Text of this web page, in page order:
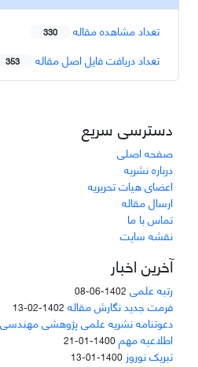
تعداد مشاهده مقاله 330
تعداد دریافت فایل اصل مقاله 353
دسترسی سریع
صفحه اصلی
درباره نشریه
اعضای هیات تحریریه
ارسال مقاله
تماس با ما
نقشه سایت
آخرین اخبار
رتبه علمی 1402-06-08
فرمت جدید نگارش مقاله 1402-02-13
دعوتنامه نشریه علمی پژوهشی
اطلاعیه مهم1400-01-21
تبریک نوروز 1400-01-13